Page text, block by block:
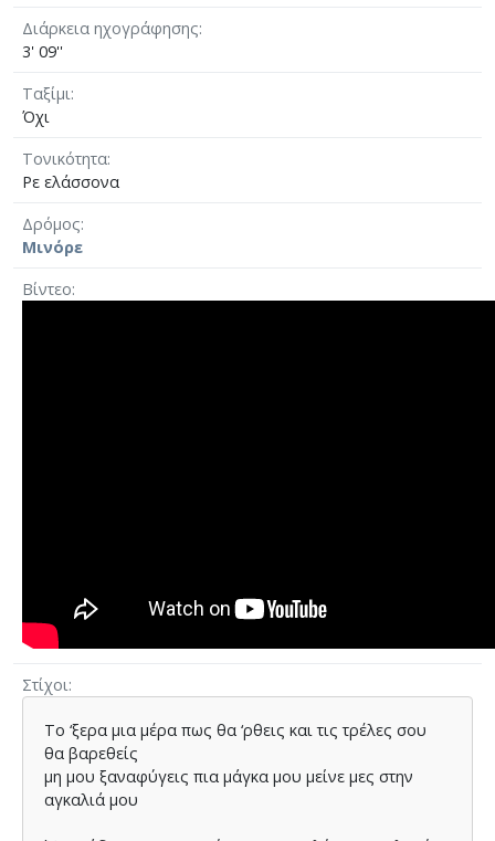
Διάρκεια ηχογράφησης
3' 09''
Ταξίμι
Όχι
Τονικότητα
Ρε ελάσσονα
Δρόμος
Μινόρε
Βίντεο
Στίχοι
Το ‘ξερα µια µέρα πως θα ‘ρθεις και τις τρέλες σου
θα βαρεθείς
μη µου ξαναφύγεις πια µάγκα µου μείνε µες στην
αγκαλιά µου